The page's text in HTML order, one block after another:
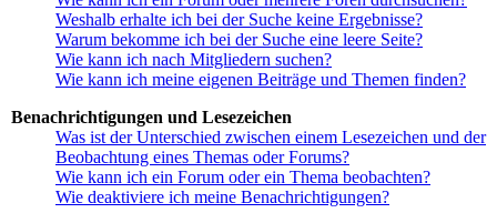
Weshalb erhalte ich bei der Suche keine Ergebnisse?
Warum bekomme ich bei der Suche eine leere Seite?
Wie kann ich nach Mitgliedern suchen?
Wie kann ich meine eigenen Beiträge und Themen finden?
Benachrichtigungen und Lesezeichen
Was ist der Unterschied zwischen einem Lesezeichen und der
Beobachtung eines Themas oder Forums?
Wie kann ich ein Forum oder ein Thema beobachten?
Wie deaktiviere ich meine Benachrichtigungen?